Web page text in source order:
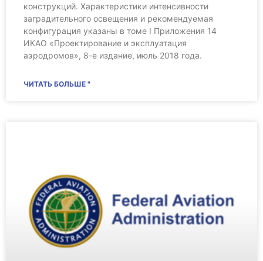
конструкций. Характеристики интенсивности
заградительного освещения и рекомендуемая
конфигурация указаны в томе I Приложения 14
ИКАО «Проектирование и эксплуатация
аэродромов», 8-е издание, июль 2018 года.
ЧИТАТЬ БОЛЬШЕ "